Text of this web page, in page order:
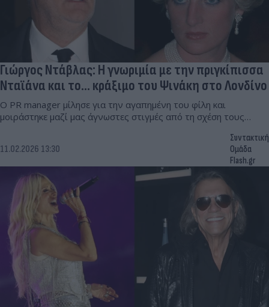
Γιώργος Ντάβλας: Η γνωριμία με την πριγκίπισσα
Νταϊάνα και το… κράξιμο του Ψινάκη στο Λονδίνο
Ο PR manager μίλησε για την αγαπημένη του φίλη και
μοιράστηκε μαζί μας άγνωστες στιγμές από τη σχέση τους…
11.02.2026 13:30
Συντακτική
Ομάδα
Flash.gr